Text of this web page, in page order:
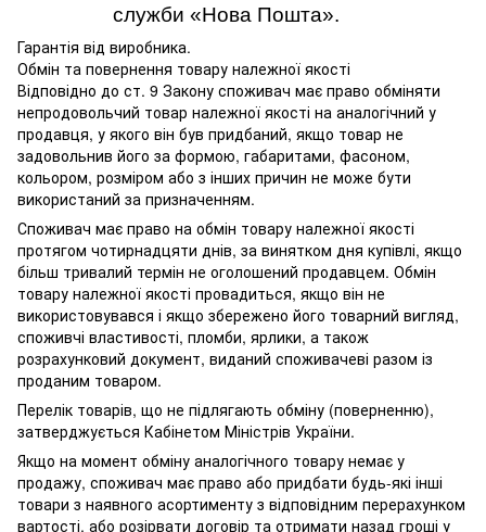
служби «Нова Пошта».
Гарантія від виробника.
Обмін та повернення товару належної якості
Відповідно до ст. 9 Закону споживач має право обміняти
непродовольчий товар належної якості на аналогічний у
продавця, у якого він був придбаний, якщо товар не
задовольнив його за формою, габаритами, фасоном,
кольором, розміром або з інших причин не може бути
використаний за призначенням.
Споживач має право на обмін товару належної якості
протягом чотирнадцяти днів, за винятком дня купівлі, якщо
більш тривалий термін не оголошений продавцем. Обмін
товару належної якості провадиться, якщо він не
використовувався і якщо збережено його товарний вигляд,
споживчі властивості, пломби, ярлики, а також
розрахунковий документ, виданий споживачеві разом із
проданим товаром.
Перелік товарів, що не підлягають обміну (поверненню),
затверджується Кабінетом Міністрів України.
Якщо на момент обміну аналогічного товару немає у
продажу, споживач має право або придбати будь-які інші
товари з наявного асортименту з відповідним перерахунком
вартості, або розірвати договір та отримати назад гроші у